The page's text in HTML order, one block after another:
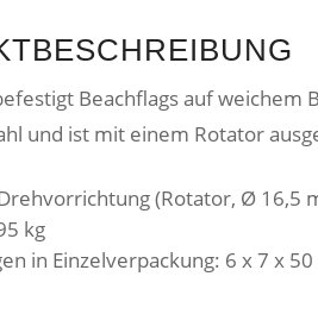
Beachflags auf weichem
und ist mit einem Rotator
(Rotator, Ø 16,5
kg
in Einzelverpackung: 6 x 7 x 50